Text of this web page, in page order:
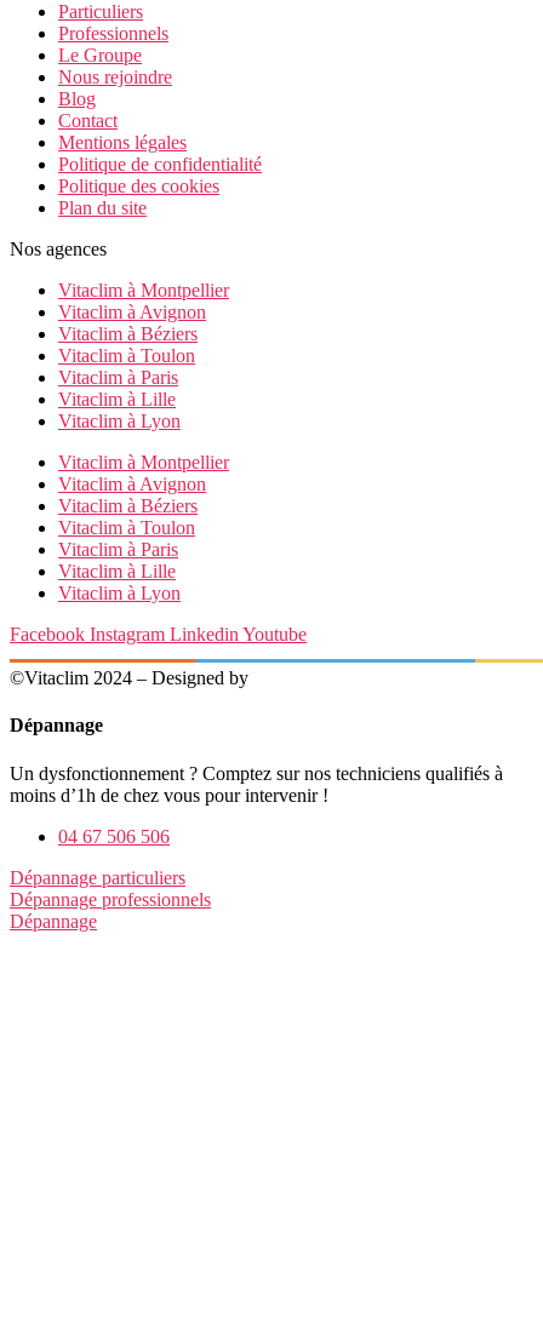
Particuliers
Professionnels
Le Groupe
Nous rejoindre
Blog
Contact
Mentions légales
Politique de confidentialité
Politique des cookies
Plan du site
Nos agences
Vitaclim à Montpellier
Vitaclim à Avignon
Vitaclim à Béziers
Vitaclim à Toulon
Vitaclim à Paris
Vitaclim à Lille
Vitaclim à Lyon
Vitaclim à Montpellier
Vitaclim à Avignon
Vitaclim à Béziers
Vitaclim à Toulon
Vitaclim à Paris
Vitaclim à Lille
Vitaclim à Lyon
Facebook Instagram Linkedin Youtube
©Vitaclim 2024 – Designed by
Dépannage
Un dysfonctionnement ? Comptez sur nos techniciens qualifiés à
moins d’1h de chez vous pour intervenir !
04 67 506 506
Dépannage particuliers
Dépannage professionnels
Dépannage